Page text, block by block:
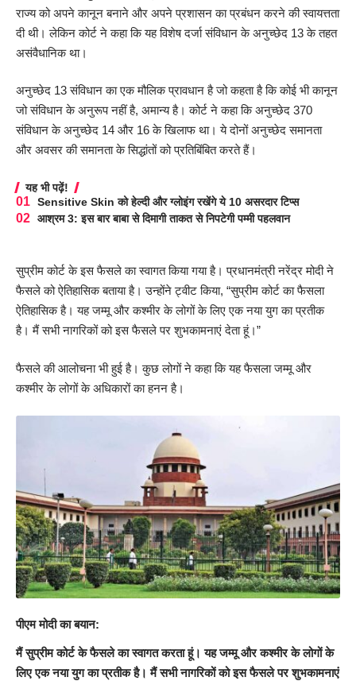
राज्य को अपने कानून बनाने और अपने प्रशासन का प्रबंधन करने की स्वायत्तता
दी थी। लेकिन कोर्ट ने कहा कि यह विशेष दर्जा संविधान के अनुच्छेद 13 के तहत
असंवैधानिक था।
अनुच्छेद 13 संविधान का एक मौलिक प्रावधान है जो कहता है कि कोई भी कानून
जो संविधान के अनुरूप नहीं है, अमान्य है। कोर्ट ने कहा कि अनुच्छेद 370
संविधान के अनुच्छेद 14 और 16 के खिलाफ था। ये दोनों अनुच्छेद समानता
और अवसर की समानता के सिद्धांतों को प्रतिबिंबित करते हैं।
यह भी पढ़ें!
Sensitive Skin को हेल्दी और ग्लोइंग रखेंगे ये 10 असरदार टिप्स
आश्रम 3: इस बार बाबा से दिमागी ताकत से निपटेगी पम्मी पहलवान
सुप्रीम कोर्ट के इस फैसले का स्वागत किया गया है। प्रधानमंत्री नरेंद्र मोदी ने
फैसले को ऐतिहासिक बताया है। उन्होंने ट्वीट किया, “सुप्रीम कोर्ट का फैसला
ऐतिहासिक है। यह जम्मू और कश्मीर के लोगों के लिए एक नया युग का प्रतीक
है। मैं सभी नागरिकों को इस फैसले पर शुभकामनाएं देता हूं।”
फैसले की आलोचना भी हुई है। कुछ लोगों ने कहा कि यह फैसला जम्मू और
कश्मीर के लोगों के अधिकारों का हनन है।
पीएम मोदी का बयान:
मैं सुप्रीम कोर्ट के फैसले का स्वागत करता हूं। यह जम्मू और कश्मीर के लोगों के
लिए एक नया युग का प्रतीक है। मैं सभी नागरिकों को इस फैसले पर शुभकामनाएं